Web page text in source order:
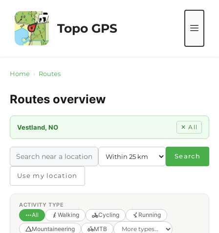
content
Topo GPS
Home › Routes
Routes overview
Vestland, NO ✕ All
Search
Use my location
ACTIVITY TYPE
All Walking Cycling
Running
Mountaineering
MTB